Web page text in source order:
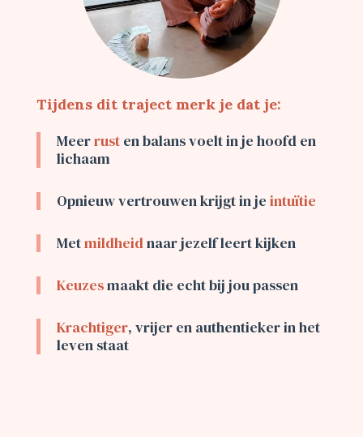
Tijdens dit traject merk je dat je:
Meerrusten balans voelt in je hoofd en
lichaam
Opnieuw vertrouwen krijgt in je intuïtie
Metmildheidnaar jezelf leert kijken
Keuzesmaakt die echt bij jou passen
Krachtiger, vrijer en authentieker in het
leven staat